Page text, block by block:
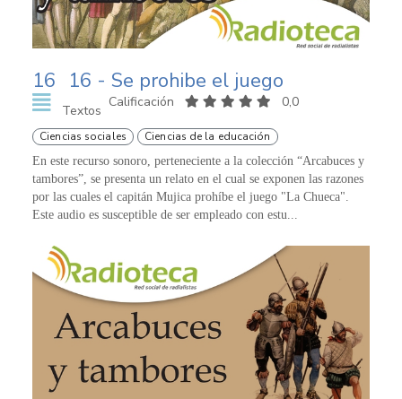
16 16 - Se prohibe el juego
Textos
Calificación 0,0
Ciencias sociales Ciencias de la educación
En este recurso sonoro, perteneciente a la colección “Arcabuces y
tambores”, se presenta un relato en el cual se exponen las razones
por las cuales el capitán Mujica prohíbe el juego "La Chueca".
Este audio es susceptible de ser empleado con estu...